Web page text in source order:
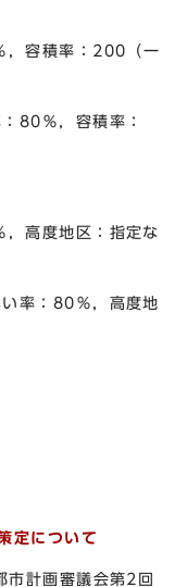
，容積率：200（一
80％，容積率：
高度地区：指定な
率：80％，高度地
定について
計画審議会第2回